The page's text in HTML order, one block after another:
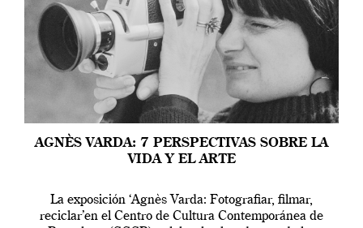
AGNÈS VARDA: 7 PERSPECTIVAS SOBRE LA
VIDA Y EL ARTE
La exposición ‘Agnès Varda: Fotografiar, filmar,
reciclar’en el Centro de Cultura Contemporánea de